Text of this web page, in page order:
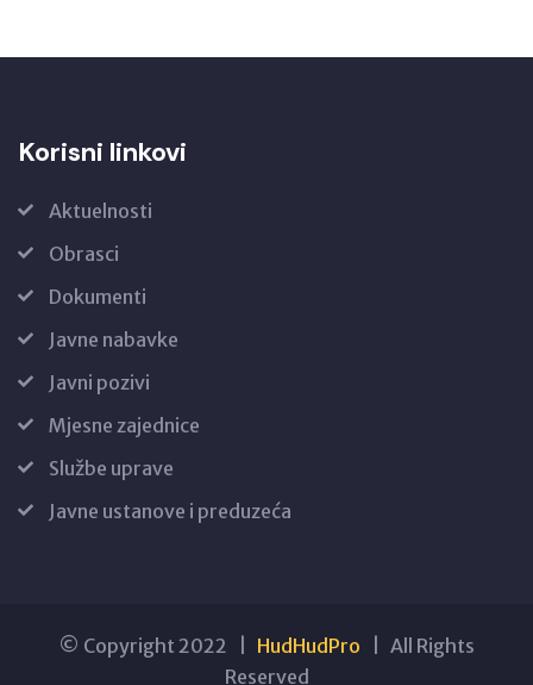
Korisni linkovi
Aktuelnosti
Obrasci
Dokumenti
Javne nabavke
Javni pozivi
Mjesne zajednice
Službe uprave
Javne ustanove i preduzeća
© Copyright 2022 | HudHudPro | All Rights
Reserved